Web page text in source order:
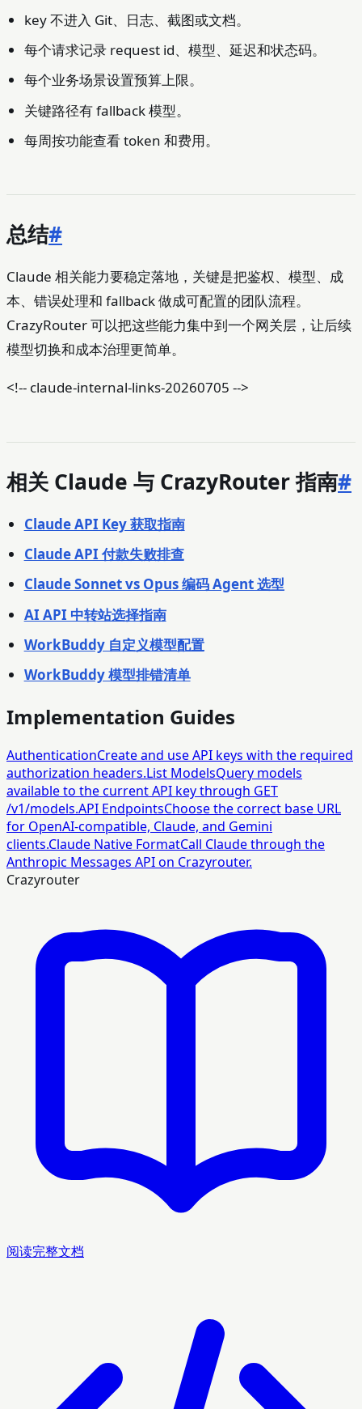
key 不进入 Git、日志、截图或文档。
每个请求记录 request id、模型、延迟和状态码。
每个业务场景设置预算上限。
关键路径有 fallback 模型。
每周按功能查看 token 和费用。
总结#
Claude 相关能力要稳定落地，关键是把鉴权、模型、成
本、错误处理和 fallback 做成可配置的团队流程。
CrazyRouter 可以把这些能力集中到一个网关层，让后续
模型切换和成本治理更简单。
<!-- claude-internal-links-20260705 -->
相关 Claude 与 CrazyRouter 指南#
Claude API Key 获取指南
Claude API 付款失败排查
Claude Sonnet vs Opus 编码 Agent 选型
AI API 中转站选择指南
WorkBuddy 自定义模型配置
WorkBuddy 模型排错清单
Implementation Guides
AuthenticationCreate and use API keys with the required
authorization headers.List ModelsQuery models
available to the current API key through GET
/v1/models.API EndpointsChoose the correct base URL
for OpenAI-compatible, Claude, and Gemini
clients.Claude Native FormatCall Claude through the
Anthropic Messages API on Crazyrouter.
Crazyrouter
阅读完整文档